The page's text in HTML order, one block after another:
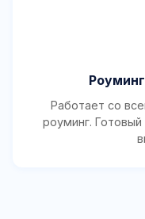
Работает со
роуминг.